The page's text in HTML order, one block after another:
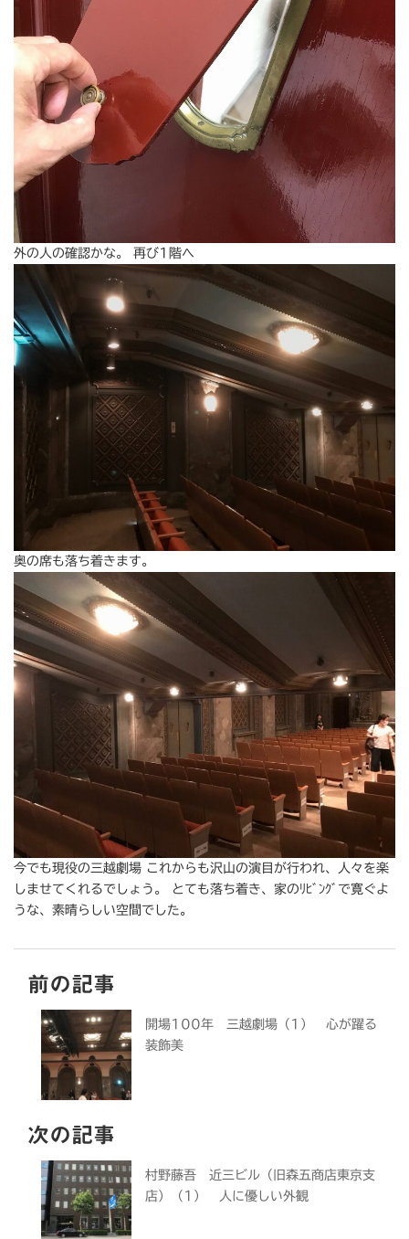
外の人の確認かな。 再び1階へ
奥の席も落ち着きます。
今でも現役の三越劇場 これからも沢山の演目が行われ、人々を楽
しませてくれるでしょう。 とても落ち着き、家のﾘﾋﾞﾝｸﾞで寛ぐよ
うな、素晴らしい空間でした。
前の記事
開場100年 三越劇場（1） 心が躍る
装飾美
次の記事
村野藤吾 近三ビル（旧森五商店東京支
店）（1） 人に優しい外観